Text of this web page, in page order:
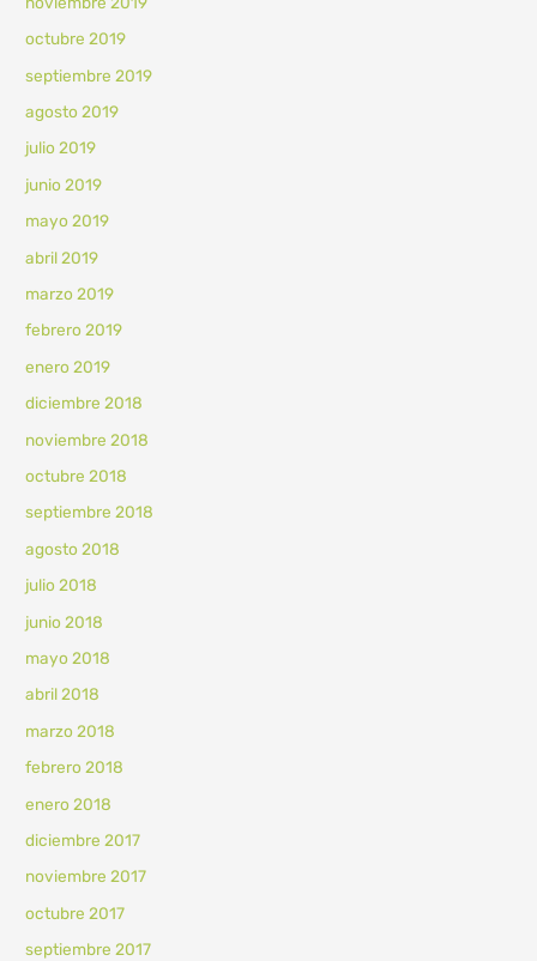
octubre 2019
septiembre 2019
agosto 2019
julio 2019
junio 2019
mayo 2019
abril 2019
marzo 2019
febrero 2019
enero 2019
diciembre 2018
noviembre 2018
octubre 2018
septiembre 2018
agosto 2018
julio 2018
junio 2018
mayo 2018
abril 2018
marzo 2018
febrero 2018
enero 2018
diciembre 2017
noviembre 2017
octubre 2017
septiembre 2017